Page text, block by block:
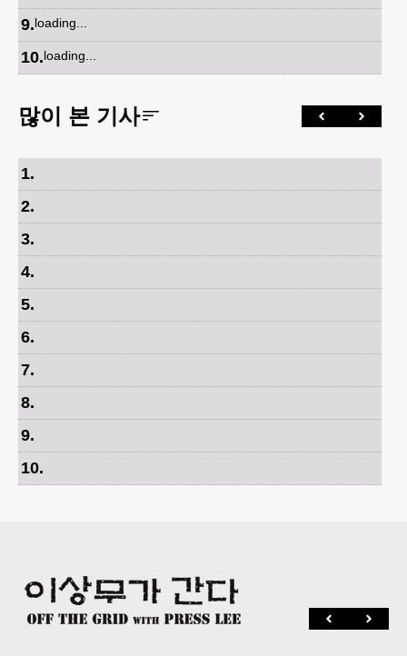
9.loading...
10.loading...
많이 본 기사
1.
2.
3.
4.
5.
6.
7.
8.
9.
10.